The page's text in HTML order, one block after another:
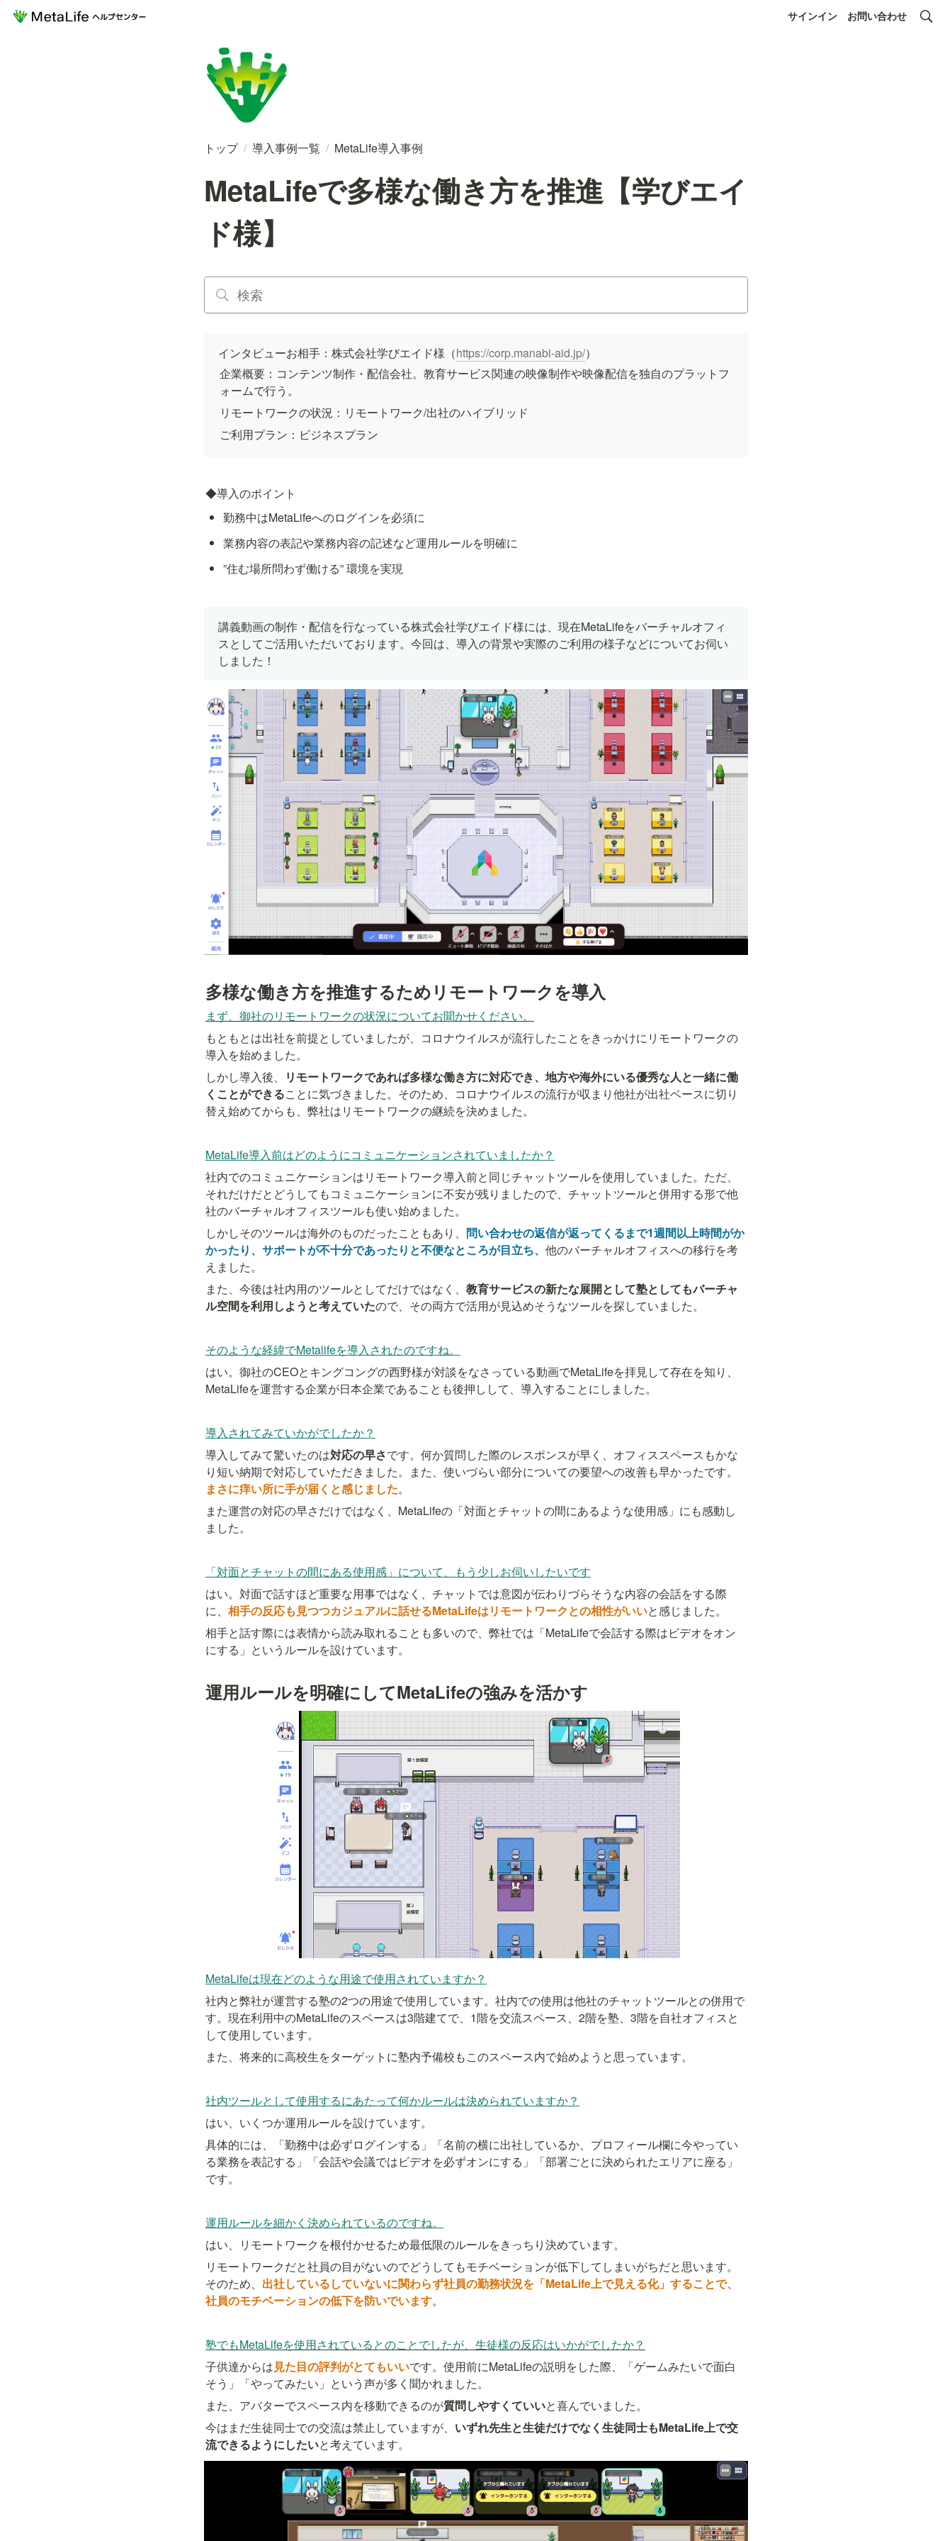
サインイン お問い合わせ
トップ / 導入事例一覧 / MetaLife導入事例
MetaLifeで多様な働き方を推進【学びエイ
ド様】
インタビューお相手：株式会社学びエイド様（https://corp.manabi-aid.jp/）
企業概要：コンテンツ制作・配信会社。教育サービス関連の映像制作や映像配信を独自のプラットフ
ォームで行う。
リモートワークの状況：リモートワーク/出社のハイブリッド
ご利用プラン：ビジネスプラン
◆導入のポイント
勤務中はMetaLifeへのログインを必須に
業務内容の表記や業務内容の記述など運用ルールを明確に
”住む場所問わず働ける” 環境を実現
講義動画の制作・配信を行なっている株式会社学びエイド様には、現在MetaLifeをバーチャルオフィ
スとしてご活用いただいております。今回は、導入の背景や実際のご利用の様子などについてお伺い
しました！
多様な働き方を推進するためリモートワークを導入
まず、御社のリモートワークの状況についてお聞かせください。
もともとは出社を前提としていましたが、コロナウイルスが流行したことをきっかけにリモートワークの
導入を始めました。
しかし導入後、
リモートワークであれば多様な働き方に対応でき、地方や海外にいる優秀な人と一緒に働
くことができることに気づきました。そのため、コロナウイルスの流行が収まり他社が出社ベースに切り
替え始めてからも、弊社はリモートワークの継続を決めました。
MetaLife導入前はどのようにコミュニケーションされていましたか？
社内でのコミュニケーションはリモートワーク導入前と同じチャットツールを使用していました。ただ、
それだけだとどうしてもコミュニケーションに不安が残りましたので、チャットツールと併用する形で他
社のバーチャルオフィスツールも使い始めました。
しかしそのツールは海外のものだったこともあり、 問い合わせの返信が返ってくるまで1週間以上時間がか
かったり、サポートが不十分であったりと不便なところが目立ち、 他のバーチャルオフィスへの移行を考
えました。
また、今後は社内用のツールとしてだけではなく、 教育サービスの新たな展開として塾としてもバーチャ
ル空間を利用しようと考えていたので、その両方で活用が見込めそうなツールを探していました。
そのような経緯でMetalifeを導入されたのですね。
はい。御社のCEOとキングコングの西野様が対談をなさっている動画でMetaLifeを拝見して存在を知り、
MetaLifeを運営する企業が日本企業であることも後押しして、導入することにしました。
導入されてみていかがでしたか？
導入してみて驚いたのは対応の早さです。何か質問した際のレスポンスが早く、オフィススペースもかな
り短い納期で対応していただきました。また、使いづらい部分についての要望への改善も早かったです。
まさに痒い所に手が届くと感じました。
また運営の対応の早さだけではなく、MetaLifeの「対面とチャットの間にあるような使用感」にも感動し
ました。
「対面とチャットの間にある使用感」について、もう少しお伺いしたいです
はい。対面で話すほど重要な用事ではなく、チャットでは意図が伝わりづらそうな内容の会話をする際
に、 相手の反応も見つつカジュアルに話せるMetaLifeはリモートワークとの相性がいいと感じました。
相手と話す際には表情から読み取れることも多いので、弊社では「MetaLifeで会話する際はビデオをオン
にする」というルールを設けています。
運用ルールを明確にしてMetaLifeの強みを活かす
MetaLifeは現在どのような用途で使用されていますか？
社内と弊社が運営する塾の2つの用途で使用しています。社内での使用は他社のチャットツールとの併用で
す。現在利用中のMetaLifeのスペースは3階建てで、1階を交流スペース、2階を塾、3階を自社オフィスと
して使用しています。
また、将来的に高校生をターゲットに塾内予備校もこのスペース内で始めようと思っています。
社内ツールとして使用するにあたって何かルールは決められていますか？
はい、いくつか運用ルールを設けています。
具体的には、「勤務中は必ずログインする」「名前の横に出社しているか、プロフィール欄に今やってい
る業務を表記する」「会話や会議ではビデオを必ずオンにする」「部署ごとに決められたエリアに座る」
です。
運用ルールを細かく決められているのですね。
はい、リモートワークを根付かせるため最低限のルールをきっちり決めています。
リモートワークだと社員の目がないのでどうしてもモチベーションが低下してしまいがちだと思います。
そのため、 出社しているしていないに関わらず社員の勤務状況を「MetaLife上で見える化」することで、
社員のモチベーションの低下を防いでいます。
塾でもMetaLifeを使用されているとのことでしたが、生徒様の反応はいかがでしたか？
子供達からは見た目の評判がとてもいいです。使用前にMetaLifeの説明をした際、「ゲームみたいで面白
そう」「やってみたい」という声が多く聞かれました。
また、アバターでスペース内を移動できるのが質問しやすくていいと喜んでいました。
今はまだ生徒同士での交流は禁止していますが、 いずれ先生と生徒だけでなく生徒同士もMetaLife上で交
流できるようにしたいと考えています。